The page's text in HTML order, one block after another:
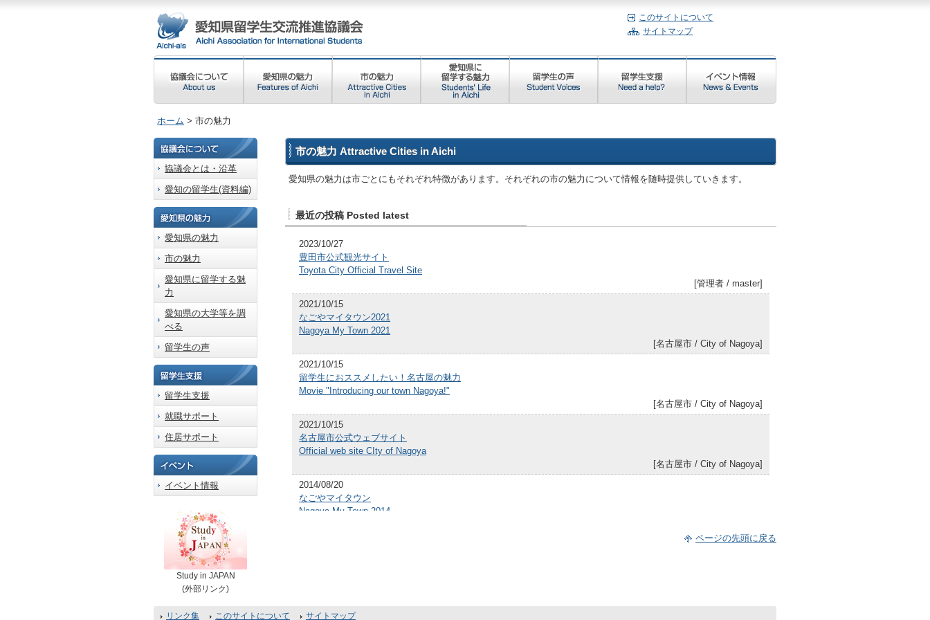
このサイトについて
サイトマップ
ホーム > 市の魅力
協議会とは・沿革
愛知の留学生(資料編)
愛知県の魅力
市の魅力
愛知県に留学する魅
力
愛知県の大学等を調
べる
留学生の声
留学生支援
就職サポート
住居サポート
イベント情報
Study in JAPAN
(外部リンク)
市の魅力 Attractive Cities in Aichi
愛知県の魅力は市ごとにもそれぞれ特徴があります。それぞれの市の魅力について情報を随時提供していきます。
最近の投稿 Posted latest
2023/10/27
豊田市公式観光サイト
Toyota City Official Travel Site
[管理者 / master]
2021/10/15
なごやマイタウン2021
Nagoya My Town 2021
[名古屋市 / City of Nagoya]
2021/10/15
留学生におススメしたい！名古屋の魅力
Movie "Introducing our town Nagoya!"
[名古屋市 / City of Nagoya]
2021/10/15
名古屋市公式ウェブサイト
Official web site CIty of Nagoya
[名古屋市 / City of Nagoya]
2014/08/20
なごやマイタウン
Nagoya My Town 2014
ページの先頭に戻る
リンク集 このサイトについて サイトマップ